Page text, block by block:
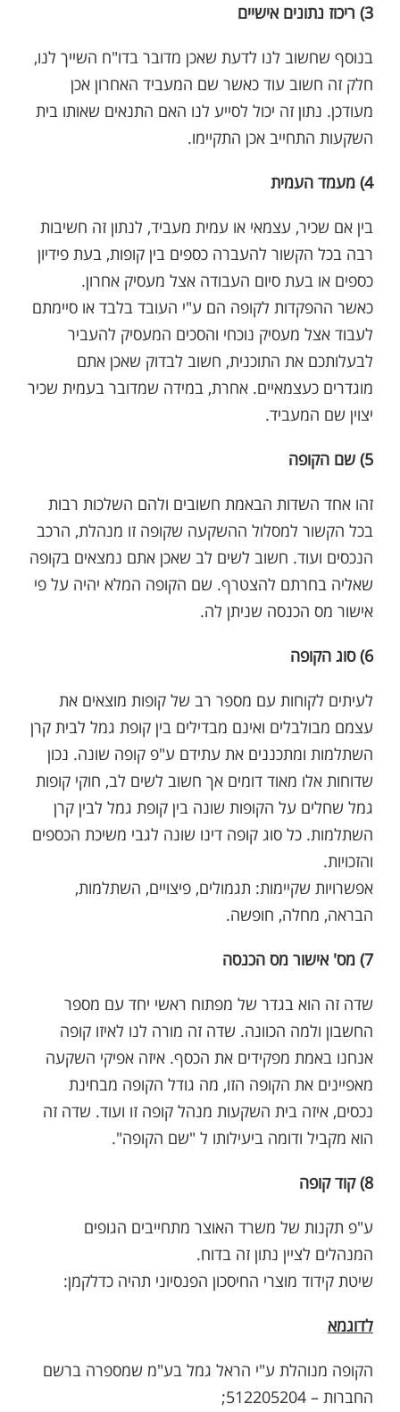
3) ריכוז נתונים אישיים
בנוסף שחשוב לנו לדעת שאכן מדובר בדו"ח השייך לנו,
חלק זה חשוב עוד כאשר שם המעביד האחרון אכן
מעודכן. נתון זה יכול לסייע לנו האם התנאים שאותו בית
השקעות התחייב אכן התקיימו.
4) מעמד העמית
בין אם שכיר, עצמאי או עמית מעביד, לנתון זה חשיבות
רבה בכל הקשור להעברה כספים בין קופות, בעת פידיון
כספים או בעת סיום העבודה אצל מעסיק אחרון.
כאשר ההפקדות לקופה הם ע"י העובד בלבד או סיימתם
לעבוד אצל מעסיק נוכחי והסכים המעסיק להעביר
לבעלותכם את התוכנית, חשוב לבדוק שאכן אתם
מוגדרים כעצמאיים. אחרת, במידה שמדובר בעמית שכיר
יצוין שם המעביד.
5) שם הקופה
זהו אחד השדות הבאמת חשובים ולהם השלכות רבות
בכל הקשור למסלול ההשקעה שקופה זו מנהלת, הרכב
הנכסים ועוד. חשוב לשים לב שאכן אתם נמצאים בקופה
שאליה בחרתם להצטרף. שם הקופה המלא יהיה על פי
אישור מס הכנסה שניתן לה.
6) סוג הקופה
לעיתים לקוחות עם מספר רב של קופות מוצאים את
עצמם מבולבלים ואינם מבדילים בין קופת גמל לבית קרן
השתלמות ומתכננים את עתידם ע"פ קופה שונה. נכון
שדוחות אלו מאוד דומים אך חשוב לשים לב, חוקי קופות
גמל שחלים על הקופות שונה בין קופת גמל לבין קרן
השתלמות. כל סוג קופה דינו שונה לגבי משיכת הכספים
והזכויות.
אפשרויות שקיימות: תגמולים, פיצויים, השתלמות,
הבראה, מחלה, חופשה.
7) מס' אישור מס הכנסה
שדה זה הוא בגדר של מפתוח ראשי יחד עם מספר
החשבון ולמה הכוונה. שדה זה מורה לנו לאיזו קופה
אנחנו באמת מפקידים את הכסף. איזה אפיקי השקעה
מאפיינים את הקופה הזו, מה גודל הקופה מבחינת
נכסים, איזה בית השקעות מנהל קופה זו ועוד. שדה זה
הוא מקביל ודומה ביעילותו ל "שם הקופה".
8) קוד קופה
ע"פ תקנות של משרד האוצר מתחייבים הגופים
המנהלים לציין נתון זה בדוח.
שיטת קידוד מוצרי החיסכון הפנסיוני תהיה כדלקמן:
לדוגמא
הקופה מנוהלת ע"י הראל גמל בע"מ שמספרה ברשם
החברות – 512205204;